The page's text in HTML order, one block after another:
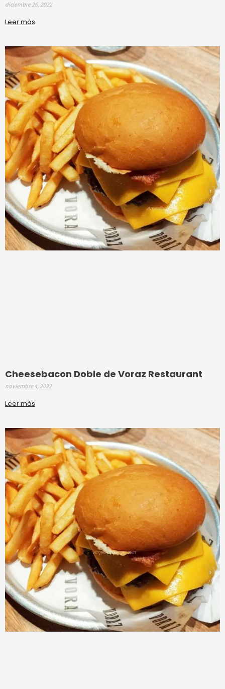
diciembre 26, 2022
Leer más
Cheesebacon Doble de Voraz Restaurant
noviembre 4, 2022
Leer más